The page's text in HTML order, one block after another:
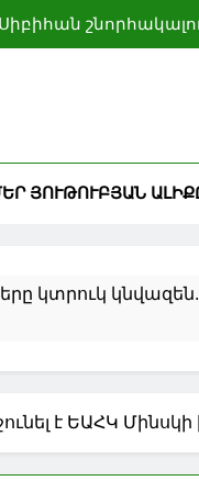
Սիբիհան
շուրջ
ՅՈՒԹՈՒԲՅԱՆ
կնվազեն.
է ԵԱՀԿ Մինսկի